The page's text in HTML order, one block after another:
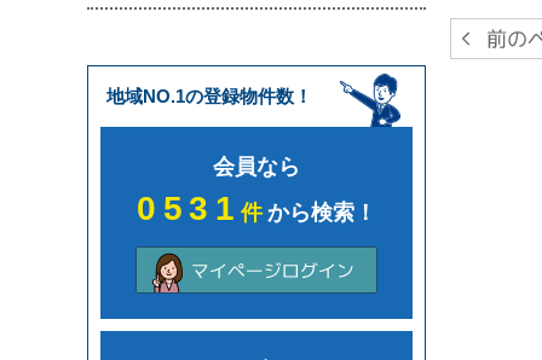
地域NO.1の登録物件数！
会員なら
0531件から検索！